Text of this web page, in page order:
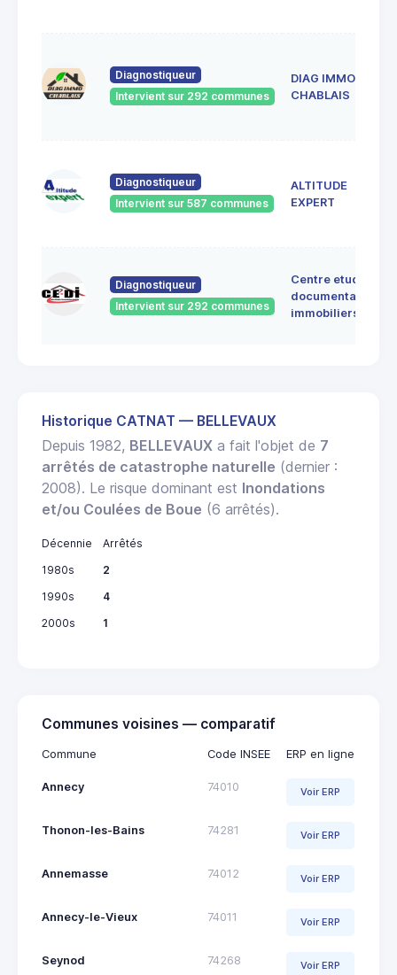
Diagnostiqueur
Intervient sur 292 communes
DIAG IMMO
CHABLAIS
Diagnostiqueur
Intervient sur 587 communes
ALTITUDE
EXPERT
Diagnostiqueur
Intervient sur 292 communes
Centre etudes
documentation
immobiliers
Historique CATNAT — BELLEVAUX
Depuis 1982, BELLEVAUX a fait l'objet de 7
arrêtés de catastrophe naturelle (dernier :
2008). Le risque dominant est Inondations
et/ou Coulées de Boue (6 arrêtés).
Décennie
Arrêtés
1980s
2
1990s
4
2000s
1
Communes voisines — comparatif
Commune Code INSEE ERP en ligne
Annecy 74010 Voir ERP
Thonon-les-Bains 74281 Voir ERP
Annemasse 74012 Voir ERP
Annecy-le-Vieux 74011 Voir ERP
Seynod 74268 Voir ERP